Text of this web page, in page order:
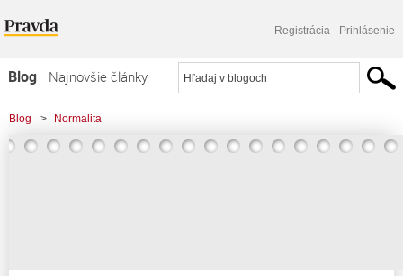
Registrácia Prihlásenie
Blog
Najnovšie články
Najčítanejšie články
Najkomentovanejšie články
Blog > Normalita
> Skvelé Slovensko svetovo jedinečné, vždy pripravené ľudu sveta len